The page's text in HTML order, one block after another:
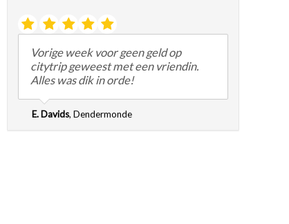
Vorige week voor geen geld op
citytrip geweest met een vriendin.
Alles was dik in orde!
E. Davids, Dendermonde